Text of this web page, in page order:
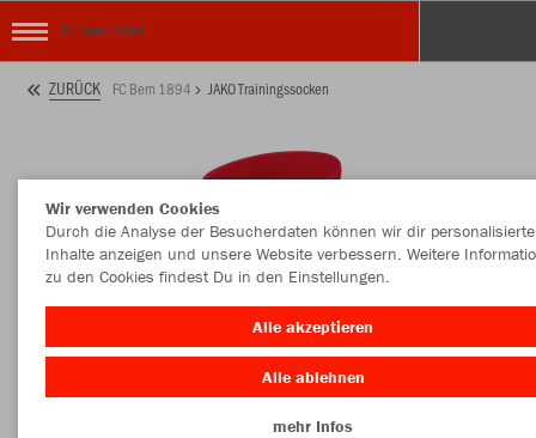
FC Bern 1894
ZURÜCK FC Bern 1894 JAKO Trainingssocken
Wir verwenden Cookies
Durch die Analyse der Besucherdaten können wir dir personalisierte
Inhalte anzeigen und unsere Website verbessern. Weitere
zu den Cookies findest Du in den Einstellungen.
Alle akzeptieren
Alle ablehnen
mehr Infos